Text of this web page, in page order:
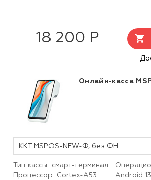
18 200 Р
Онлайн-касса
ККТ MSPOS-NEW-Ф, без ФН
Тип кассы: смарт-терминал
Процессор: Cortex-A53
Android 13